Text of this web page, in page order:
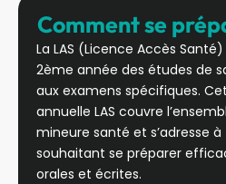
Comment se
La LAS (Licence Accès
2ème année des études de
aux examens spécifiques.
annuelle LAS couvre
mineure santé et s’adresse
souhaitant se préparer
orales et écrites.